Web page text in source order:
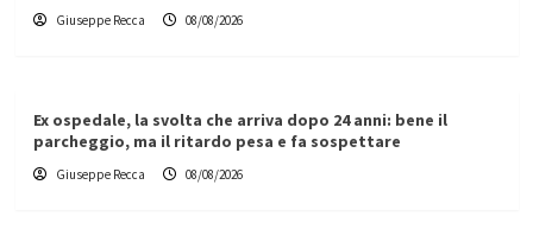
Giuseppe Recca 08/08/2026
Ex ospedale, la svolta che arriva dopo 24 anni: bene il
parcheggio, ma il ritardo pesa e fa sospettare
Giuseppe Recca 08/08/2026